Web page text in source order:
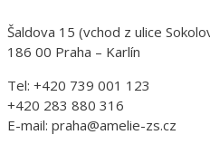
Šaldova 15 (vchod z ulice
186 00 Praha – Karlín
Tel: +420 739 001 123
+420 283 880 316
E-mail: praha@amelie-zs.cz